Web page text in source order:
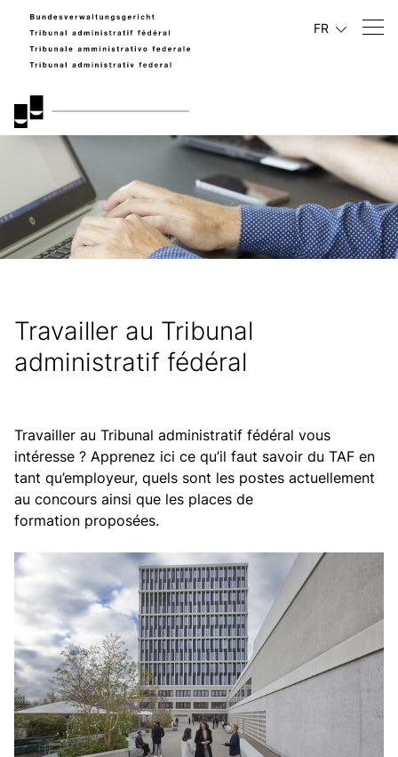
FR
Travailler au Tribunal
administratif fédéral
Travailler au Tribunal administratif fédéral vous
intéresse ? Apprenez ici ce qu’il faut savoir du TAF en
tant qu’employeur, quels sont les postes actuellement
au concours ainsi que les places de
formation proposées.